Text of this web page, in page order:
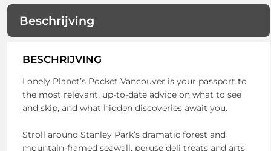
Beschrijving
BESCHRIJVING
Lonely Planet’s Pocket Vancouver is your passport to
the most relevant, up-to-date advice on what to see
and skip, and what hidden discoveries await you.
Stroll around Stanley Park’s dramatic forest and
mountain-framed seawall, peruse deli treats and arts